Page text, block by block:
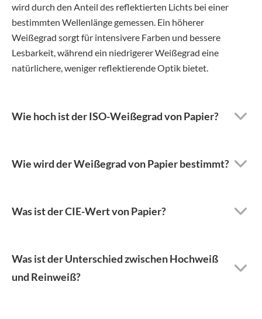
wird durch den Anteil des reflektierten Lichts bei einer
bestimmten Wellenlänge gemessen. Ein höherer
Weißegrad sorgt für intensivere Farben und bessere
Lesbarkeit, während ein niedrigerer Weißegrad eine
natürlichere, weniger reflektierende Optik bietet.
Wie hoch ist der ISO-Weißegrad von Papier?
Wie wird der Weißegrad von Papier bestimmt?
Was ist der CIE-Wert von Papier?
Was ist der Unterschied zwischen Hochweiß
und Reinweiß?